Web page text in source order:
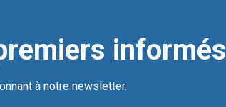
informés
à notre newsletter.